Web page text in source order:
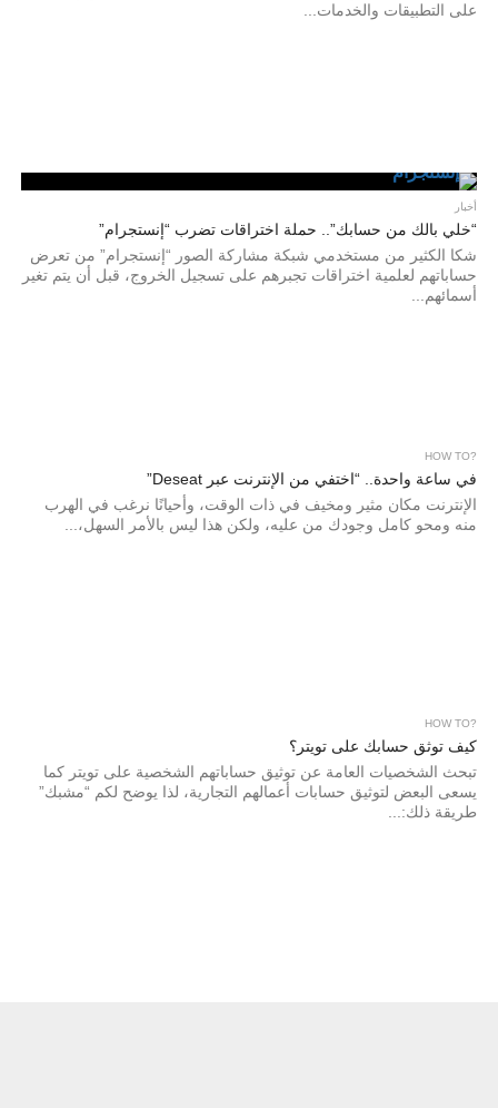
على التطبيقات والخدمات...
أخبار
“خلي بالك من حسابك”.. حملة اختراقات تضرب “إنستجرام”
شكا الكثير من مستخدمي شبكة مشاركة الصور “إنستجرام” من تعرض
حساباتهم لعلمية اختراقات تجبرهم على تسجيل الخروج، قبل أن يتم تغير
أسمائهم...
?HOW TO
في ساعة واحدة.. “اختفي من الإنترنت عبر Deseat”
الإنترنت مكان مثير ومخيف في ذات الوقت، وأحيانًا نرغب في الهرب
منه ومحو كامل وجودك من عليه، ولكن هذا ليس بالأمر السهل،...
?HOW TO
كيف توثق حسابك على تويتر؟
تبحث الشخصيات العامة عن توثيق حساباتهم الشخصية على تويتر كما
يسعى البعض لتوثيق حسابات أعمالهم التجارية، لذا يوضح لكم “مشبك”
طريقة ذلك:...